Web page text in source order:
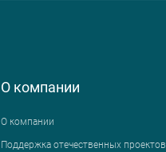
О компании
О компании
Поддержка отечественных проектов